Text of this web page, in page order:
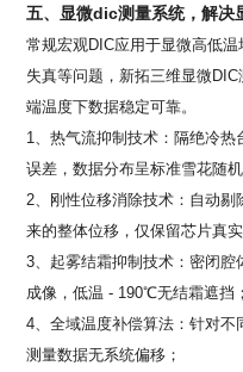
五、显微dic测量系统，解决
常规宏观DIC应用于显微高低
失真等问题，新拓三维显微DIC
端温度下数据稳定可靠。
1、热气流抑制技术：隔绝冷
误差，数据分布呈标准雪花随机
2、刚性位移消除技术：自动
来的整体位移，仅保留芯片真
3、起雾结霜抑制技术：密闭
成像，低温 - 190℃无结霜遮挡；
4、全域温度补偿算法：针对
测量数据无系统偏移；